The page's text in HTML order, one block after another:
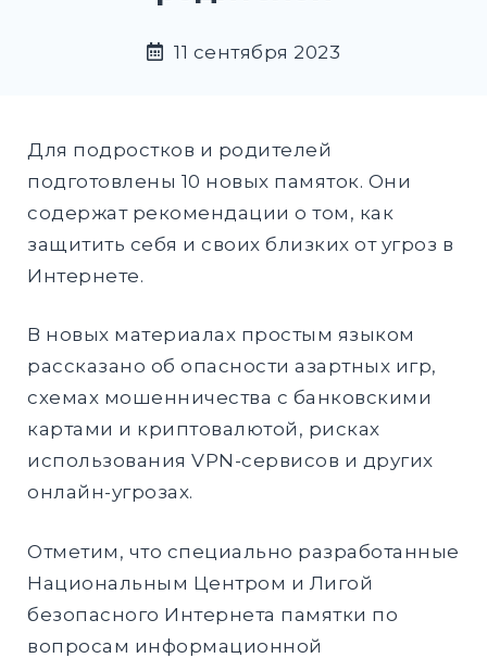
Найти:
ПОИСК
11 сентября 2023
Для подростков и родителей
подготовлены 10 новых памяток. Они
содержат рекомендации о том, как
защитить себя и своих близких от угроз в
Интернете.
В новых материалах простым языком
рассказано об опасности азартных игр,
схемах мошенничества с банковскими
картами и криптовалютой, рисках
использования VPN-сервисов и других
онлайн-угрозах.
Отметим, что специально разработанные
Национальным Центром и Лигой
безопасного Интернета памятки по
вопросам информационной